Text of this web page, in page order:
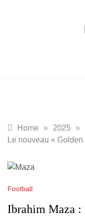
Home » 2025 »
Le nouveau « Golden
Football
Ibrahim Maza :